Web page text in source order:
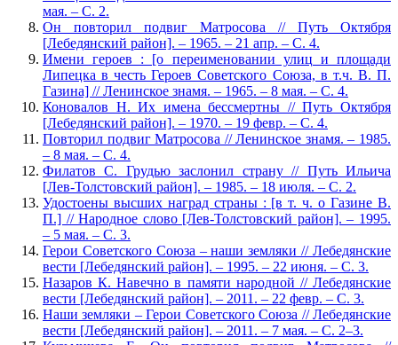
мая. – С. 2.
Он повторил подвиг Матросова // Путь Октября
[Лебедянский район]. – 1965. – 21 апр. – С. 4.
Имени героев : [о переименовании улиц и площади
Липецка в честь Героев Советского Союза, в т.ч. В. П.
Газина] // Ленинское знамя. – 1965. – 8 мая. – С. 4.
Коновалов Н. Их имена бессмертны // Путь Октября
[Лебедянский район]. – 1970. – 19 февр. – С. 4.
Повторил подвиг Матросова // Ленинское знамя. – 1985.
– 8 мая. – С. 4.
Филатов С. Грудью заслонил страну // Путь Ильича
[Лев-Толстовский район]. – 1985. – 18 июля. – С. 2.
Удостоены высших наград страны : [в т. ч. о Газине В.
П.] // Народное слово [Лев-Толстовский район]. – 1995.
– 5 мая. – С. 3.
Герои Советского Союза – наши земляки // Лебедянские
вести [Лебедянский район]. – 1995. – 22 июня. – С. 3.
Назаров К. Навечно в памяти народной // Лебедянские
вести [Лебедянский район]. – 2011. – 22 февр. – С. 3.
Наши земляки – Герои Советского Союза // Лебедянские
вести [Лебедянский район]. – 2011. – 7 мая. – С. 2–3.